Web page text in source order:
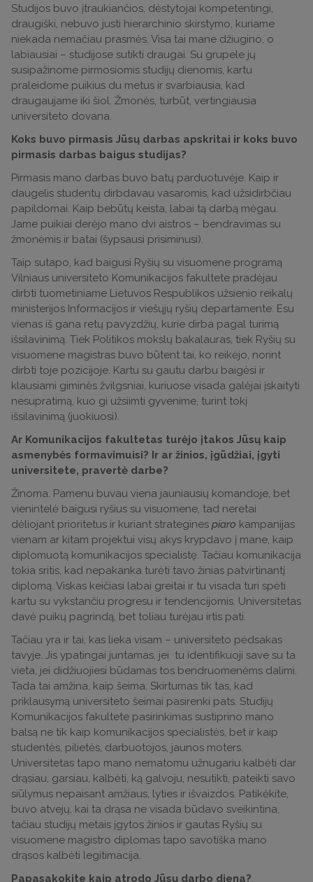
Studijos buvo įtraukiančios, dėstytojai kompetentingi,
draugiški, nebuvo justi hierarchinio skirstymo, kuriame
niekada nemačiau prasmės. Visa tai mane džiugino, o
labiausiai – studijose sutikti draugai. Su grupele jų
susipažinome pirmosiomis studijų dienomis, kartu
praleidome puikius du metus ir svarbiausia, kad
draugaujame iki šiol. Žmonės, turbūt, vertingiausia
universiteto dovana.
Koks buvo pirmasis Jūsų darbas apskritai ir koks buvo
pirmasis darbas baigus studijas?
Pirmasis mano darbas buvo batų parduotuvėje. Kaip ir
daugelis studentų dirbdavau vasaromis, kad užsidirbčiau
papildomai. Kaip bebūtų keista, labai tą darbą mėgau.
Jame puikiai derėjo mano dvi aistros – bendravimas su
žmonėmis ir batai (šypsausi prisiminusi).
Taip sutapo, kad baigusi Ryšių su visuomene programą
Vilniaus universiteto Komunikacijos fakultete pradėjau
dirbti tuometiniame Lietuvos Respublikos užsienio reikalų
ministerijos Informacijos ir viešųjų ryšių departamente. Esu
vienas iš gana retų pavyzdžių, kurie dirba pagal turimą
išsilavinimą. Tiek Politikos mokslų bakalauras, tiek Ryšių su
visuomene magistras buvo būtent tai, ko reikėjo, norint
dirbti toje pozicijoje. Kartu su gautu darbu baigėsi ir
klausiami giminės žvilgsniai, kuriuose visada galėjai įskaityti
nesupratimą, kuo gi užsiimti gyvenime, turint tokį
išsilavinimą (juokiuosi).
Ar Komunikacijos fakultetas turėjo įtakos Jūsų kaip
asmenybės formavimuisi? Ir ar žinios, įgūdžiai, įgyti
universitete, pravertė darbe?
Žinoma. Pamenu buvau viena jauniausių komandoje, bet
vienintelė baigusi ryšius su visuomene, tad neretai
dėliojant prioritetus ir kuriant strategines piaro kampanijas
vienam ar kitam projektui visų akys krypdavo į mane, kaip
diplomuotą komunikacijos specialistę. Tačiau komunikacija
tokia sritis, kad nepakanka turėti tavo žinias patvirtinantį
diplomą. Viskas keičiasi labai greitai ir tu visada turi spėti
kartu su vykstančiu progresu ir tendencijomis. Universitetas
davė puikų pagrindą, bet toliau turėjau irtis pati.
Tačiau yra ir tai, kas lieka visam – universiteto pėdsakas
tavyje. Jis ypatingai juntamas, jei tu identifikuoji save su ta
vieta, jei didžiuojiesi būdamas tos bendruomenėms dalimi.
Tada tai amžina, kaip šeima. Skirtumas tik tas, kad
priklausymą universiteto šeimai pasirenki pats. Studijų
Komunikacijos fakultete pasirinkimas sustiprino mano
balsą ne tik kaip komunikacijos specialistės, bet ir kaip
studentės, pilietės, darbuotojos, jaunos moters.
Universitetas tapo mano nematomu užnugariu kalbėti dar
drąsiau, garsiau, kalbėti, ką galvoju, nesutikti, pateikti savo
siūlymus nepaisant amžiaus, lyties ir išvaizdos. Patikėkite,
buvo atvejų, kai ta drąsa ne visada būdavo sveikintina,
tačiau studijų metais įgytos žinios ir gautas Ryšių su
visuomene magistro diplomas tapo savotiška mano
drąsos kalbėti legitimacija.
Papasakokite kaip atrodo Jūsų darbo diena?